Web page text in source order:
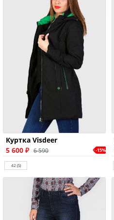
Куртка Visdeer
5 600 ₽ 6 590 -15%
42 (S)